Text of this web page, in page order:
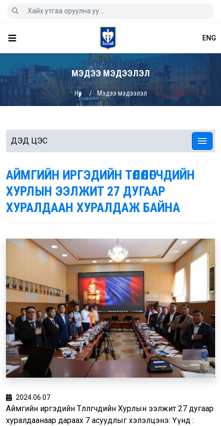
ENG
МЭДЭЭ МЭДЭЭЛЭЛ
Нүүр Мэдээ мэдээлэл
ДЭД ЦЭС
АЙМГИЙН ИРГЭДИЙН ТӨЛӨӨЛӨГЧДИЙН
ХУРЛЫН ЭЭЛЖИТ 27 ДУГААР
ХУРАЛДААН ХУРАЛДАЖ БАЙНА
2024.06.07
Аймгийн иргэдийн Төлөөлөгчдийн Хурлын ээлжит 27 дугаар
хуралдаанаар дараах 7 асуудлыг хэлэлцэнэ: Үүнд :